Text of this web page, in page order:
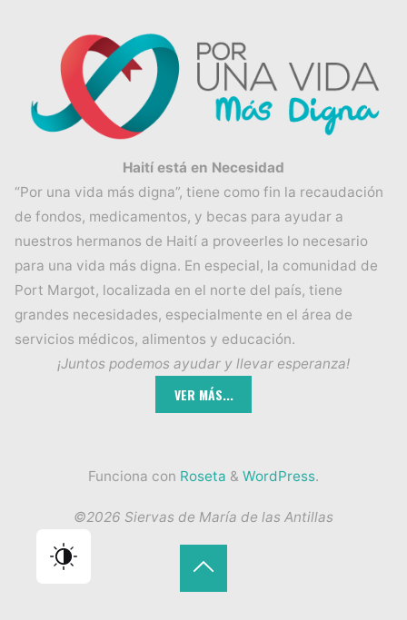
Haití está en Necesidad
“Por una vida más digna”, tiene como fin la recaudación
de fondos, medicamentos, y becas para ayudar a
nuestros hermanos de Haití a proveerles lo necesario
para una vida más digna. En especial, la comunidad de
Port Margot, localizada en el norte del país, tiene
grandes necesidades, especialmente en el área de
servicios médicos, alimentos y educación.
¡Juntos podemos ayudar y llevar esperanza!
Funciona con Roseta & WordPress.
©2026 Siervas de María de las Antillas
Volver